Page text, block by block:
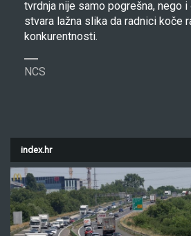
tvrdnja nije samo pogrešna, nego
stvara lažna slika da radnici koče
konkurentnosti.
NCS
index.hr